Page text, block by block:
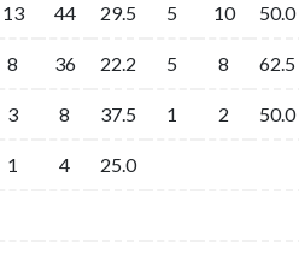
13 44 29.5 5 10 50.0
8 36 22.2 5 8 62.5
3 8 37.5 1 2 50.0
1 4 25.0
13 44 29.5 5 10 50.0
8 36 22.2 5 8 62.5
3 8 37.5 1 2 50.0
1 4 25.0